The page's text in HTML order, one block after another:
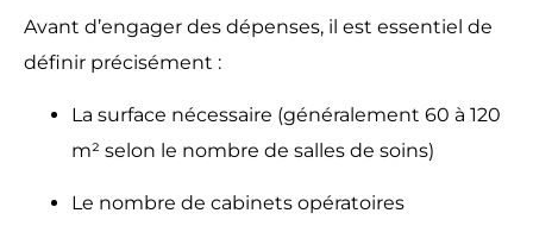
Avant d’engager des dépenses, il est essentiel de
définir précisément :
La surface nécessaire (généralement 60 à 120
m² selon le nombre de salles de soins)
Le nombre de cabinets opératoires